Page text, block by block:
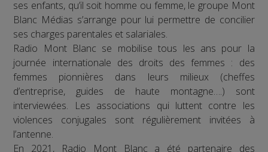
ses enfants, qu’il soit homme ou femme, le groupe Mont
Blanc Médias s’arrange pour lui permettre de concilier
ses charges parentales et salariales.
Radio Mont Blanc se mobilise tous les ans pour la
journée internationale des droits des femmes : des
femmes pionnières dans leurs milieux (cheffes
d’entreprise, guides de haute montagne….) sont
interviewées. Les associations qui luttent contre les
violences conjugales sont régulièrement invitées à
l’antenne.
En 2021, Radio Mont Blanc a été partenaire des